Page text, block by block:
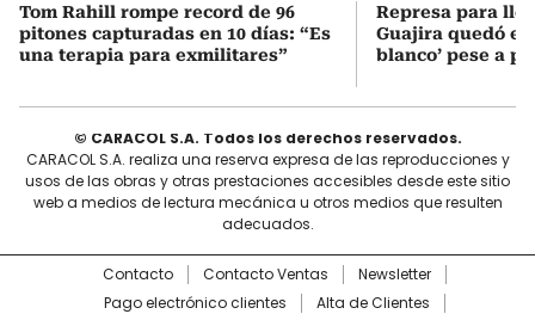
Tom Rahill rompe record de 96
pitones capturadas en 10 días: “Es
una terapia para exmilitares”
Represa para
Guajira quedó en
blanco’ pese a
© CARACOL S.A. Todos los derechos reservados.
CARACOL S.A. realiza una reserva expresa de las reproducciones y
usos de las obras y otras prestaciones accesibles desde este sitio
web a medios de lectura mecánica u otros medios que resulten
adecuados.
Contacto Contacto Ventas
Newsletter
Pago electrónico clientes
Alta de Clientes